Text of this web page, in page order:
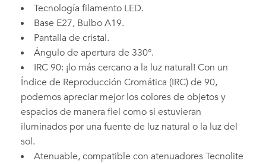
Tecnología filamento LED.
Base E27, Bulbo A19.
Pantalla de cristal.
Ángulo de apertura de 330°.
IRC 90: ¡lo más cercano a la luz natural! Con un
Índice de Reproducción Cromática (IRC) de 90,
podemos apreciar mejor los colores de objetos y
espacios de manera fiel como si estuvieran
iluminados por una fuente de luz natural o la luz del
sol.
Atenuable, compatible con atenuadores Tecnolite